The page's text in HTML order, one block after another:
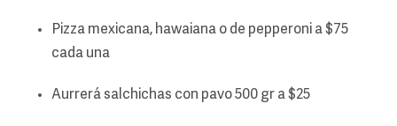
Pizza mexicana, hawaiana o de pepperoni a $75
cada una
Aurrerá salchichas con pavo 500 gr a $25